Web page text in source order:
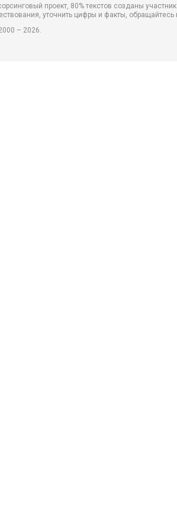
проект, 80% текстов созданы
уточнить цифры и факты,
– 2026.